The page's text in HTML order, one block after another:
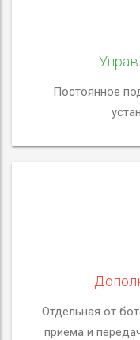
Постоянное
Отдельная от
приема и